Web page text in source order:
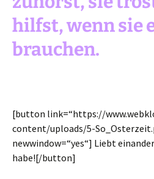
hilfst, wenn sie
brauchen.
[button link=“https://
content/uploads/5-
newwindow=“yes“] Liebt
habe![/button]